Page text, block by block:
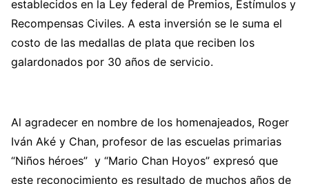
establecidos en la Ley federal de Premios, Estímulos y
Recompensas Civiles. A esta inversión se le suma el
costo de las medallas de plata que reciben los
galardonados por 30 años de servicio.
Al agradecer en nombre de los homenajeados, Roger
Iván Aké y Chan, profesor de las escuelas primarias
“Niños héroes” y “Mario Chan Hoyos” expresó que
este reconocimiento es resultado de muchos años de